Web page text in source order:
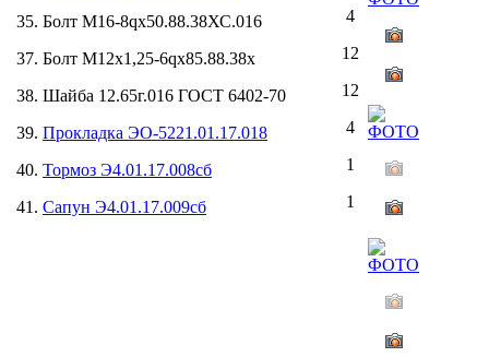
35. Болт М16-8qх50.88.38ХС.016
37. Болт М12х1,25-6qх85.88.38х
38. Шайба 12.65г.016 ГОСТ 6402-70
39. Прокладка ЭО-5221.01.17.018
40. Тормоз Э4.01.17.008сб
41. Сапун Э4.01.17.009сб
4
12
12
4
1
1